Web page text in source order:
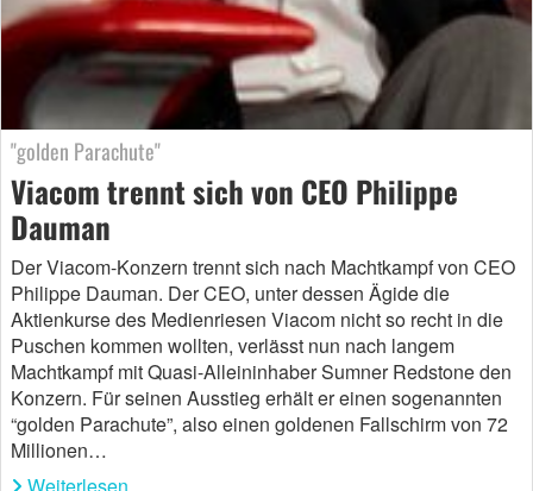
"golden Parachute"
Viacom trennt sich von CEO Philippe
Dauman
Der Viacom-Konzern trennt sich nach Machtkampf von CEO
Philippe Dauman. Der CEO, unter dessen Ägide die
Aktienkurse des Medienriesen Viacom nicht so recht in die
Puschen kommen wollten, verlässt nun nach langem
Machtkampf mit Quasi-Alleininhaber Sumner Redstone den
Konzern. Für seinen Ausstieg erhält er einen sogenannten
“golden Parachute”, also einen goldenen Fallschirm von 72
Millionen…
Weiterlesen